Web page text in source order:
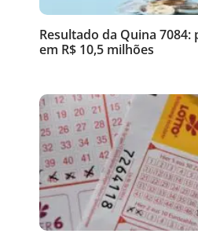
Resultado da Quina
em R$ 10,5 milhões